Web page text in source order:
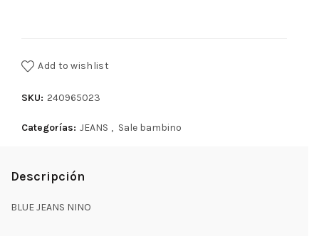
Add to wishlist
SKU: 240965023
Categorías: JEANS , Sale bambino
Descripción
BLUE JEANS NINO